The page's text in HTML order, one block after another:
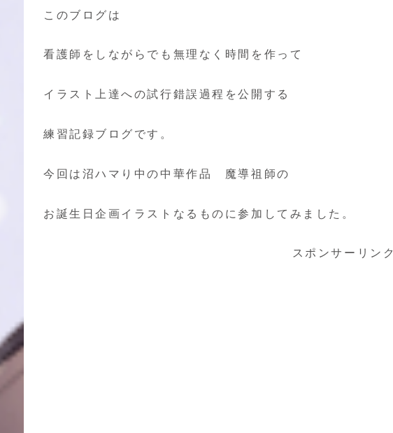
このブログは
看護師をしながらでも無理なく時間を作って
イラスト上達への試行錯誤過程を公開する
練習記録ブログです。
今回は沼ハマり中の中華作品 魔導祖師の
お誕生日企画イラストなるものに参加してみました。
スポンサーリンク